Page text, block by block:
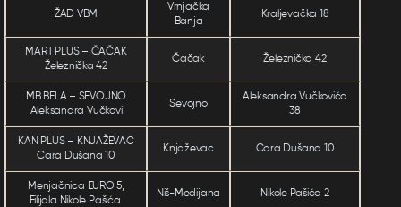
ŽAD VBM
Vrnjačka
Banja
Kraljevačka 18
MART PLUS – ČAČAK
Železnička 42
Čačak Železnička 42
MB BELA – SEVOJNO
Aleksandra Vučkovi
Sevojno
Aleksandra Vučkovića
38
KAN PLUS – KNJAŽEVAC
Cara Dušana 10
Knjaževac Cara Dušana 10
Menjačnica EURO 5,
Filijala Nikole Pašića
Niš-Medijana Nikole Pašića 2